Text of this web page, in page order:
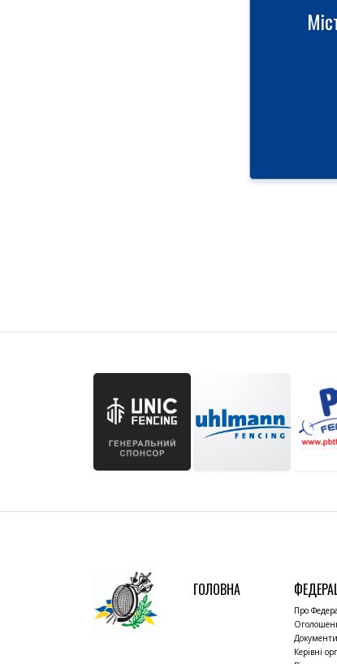
ГОЛОВНА
Про
Документи
Керівні